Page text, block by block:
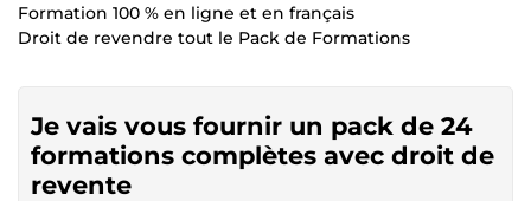
Formation 100 % en ligne et en français
Droit de revendre tout le Pack de Formations
Je vais vous fournir un pack de 24
formations complètes avec droit de
revente